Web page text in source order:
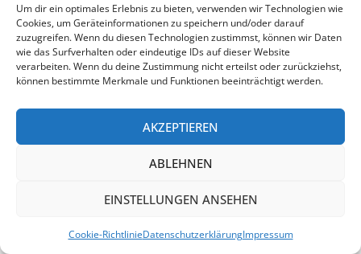
Um dir ein optimales Erlebnis zu bieten, verwenden wir Technologien wie
Cookies, um Geräteinformationen zu speichern und/oder darauf
zuzugreifen. Wenn du diesen Technologien zustimmst, können wir Daten
wie das Surfverhalten oder eindeutige IDs auf dieser Website
verarbeiten. Wenn du deine Zustimmung nicht erteilst oder zurückziehst,
können bestimmte Merkmale und Funktionen beeinträchtigt werden.
AKZEPTIEREN
ABLEHNEN
EINSTELLUNGEN ANSEHEN
Cookie-RichtlinieDatenschutzerklärungImpressum